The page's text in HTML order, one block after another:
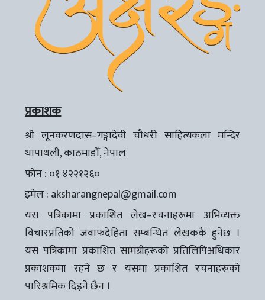
प्रकाशक
श्री लूनकरणदास–गङ्गादेवी चौधरी साहित्यकला मन्दिर
थापाथली, काठमाडौँ, नेपाल
फोन : ०१ ४२२१२६०
इमेल : aksharangnepal@gmail.com
यस पत्रिकामा प्रकाशित लेख–रचनाहरूमा अभिव्यक्त
विचारप्रतिको जवाफदेहिता सम्बन्धित लेखककै हुनेछ ।
यस पत्रिकामा प्रकाशित सामग्रीहरूको प्रतिलिपिअधिकार
प्रकाशकमा रहने छ र यसमा प्रकाशित रचनाहरूको
पारिश्रमिक दिइने छैन ।